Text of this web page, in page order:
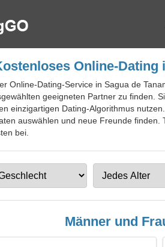
Online-Dating
Online-Dating-Service in Sagua de
geeigneten Partner zu finden.
einzigartigen Dating-Algorithmus
auswählen und neue Freunde
bei.
Männer und